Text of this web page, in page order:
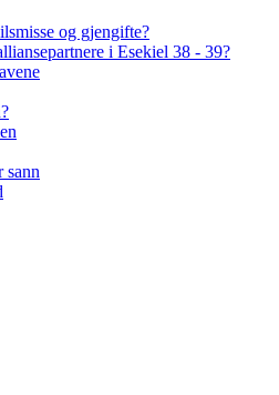
og gjengifte?
i Esekiel 38 - 39?
sann